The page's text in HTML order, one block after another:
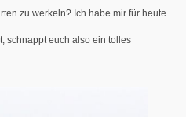
zu werkeln? Ich habe mir für heute
schnappt euch also ein tolles